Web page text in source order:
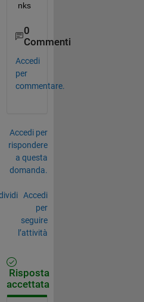
nks
0
Commenti
Accedi
per
commentare.
Accedi per
rispondere
a questa
domanda.
Accedi
per
seguire
l’attività
Risposta
accettata